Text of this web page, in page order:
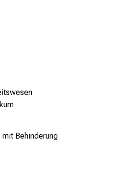
Behinderung